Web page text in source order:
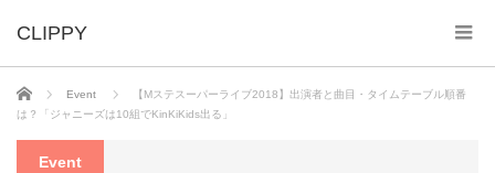
ホーム Event
【Mステスーパーライブ2018】出演者と曲目・タイムテーブル順番
は？「ジャニーズは10組でKinKiKids出る」
Event